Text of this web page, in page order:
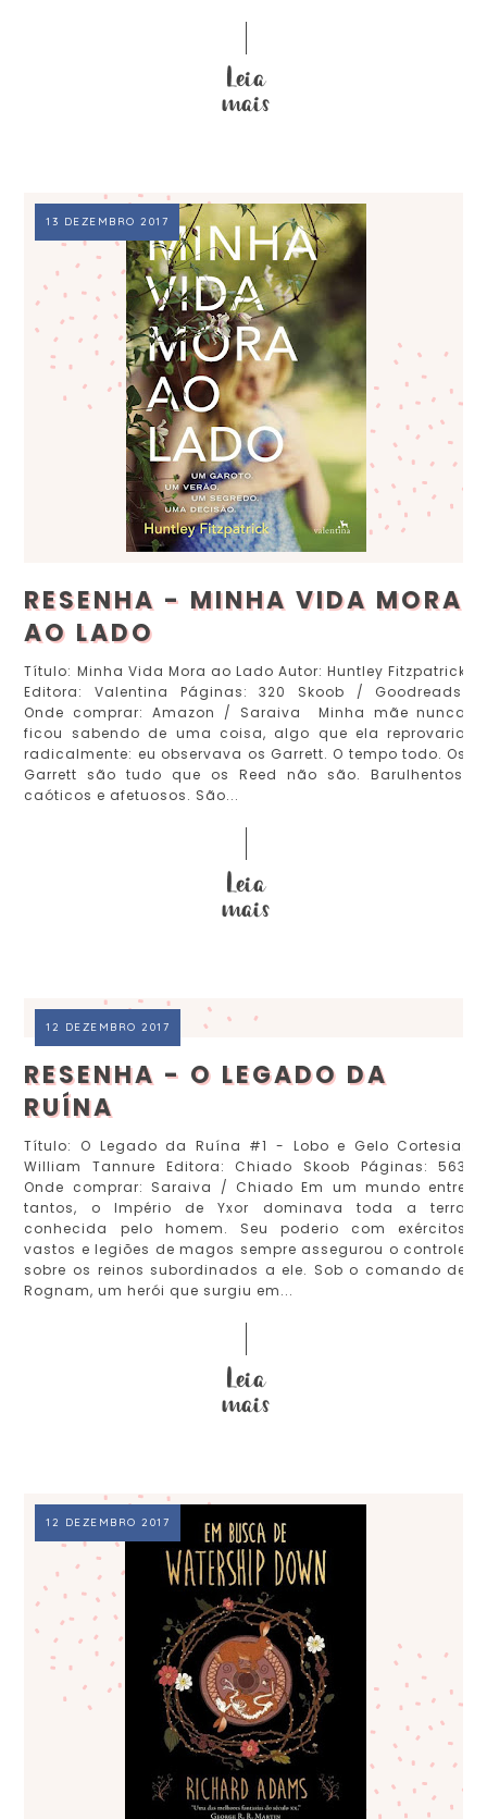
13 DEZEMBRO 2017
RESENHA - MINHA VIDA MORA
AO LADO
Título: Minha Vida Mora ao Lado Autor: Huntley Fitzpatrick
Editora: Valentina Páginas: 320 Skoob / Goodreads
Onde comprar: Amazon / Saraiva Minha mãe nunca
ficou sabendo de uma coisa, algo que ela reprovaria
radicalmente: eu observava os Garrett. O tempo todo. Os
Garrett são tudo que os Reed não são. Barulhentos,
caóticos e afetuosos. São...
12 DEZEMBRO 2017
RESENHA - O LEGADO DA
RUÍNA
Título: O Legado da Ruína #1 - Lobo e Gelo Cortesia:
William Tannure Editora: Chiado Skoob Páginas: 563
Onde comprar: Saraiva / Chiado Em um mundo entre
tantos, o Império de Yxor dominava toda a terra
conhecida pelo homem. Seu poderio com exércitos
vastos e legiões de magos sempre assegurou o controle
sobre os reinos subordinados a ele. Sob o comando de
Rognam, um herói que surgiu em...
12 DEZEMBRO 2017